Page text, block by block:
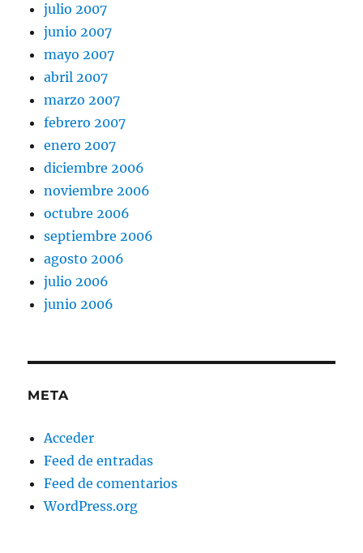
julio 2007
junio 2007
mayo 2007
abril 2007
marzo 2007
febrero 2007
enero 2007
diciembre 2006
noviembre 2006
octubre 2006
septiembre 2006
agosto 2006
julio 2006
junio 2006
META
Acceder
Feed de entradas
Feed de comentarios
WordPress.org